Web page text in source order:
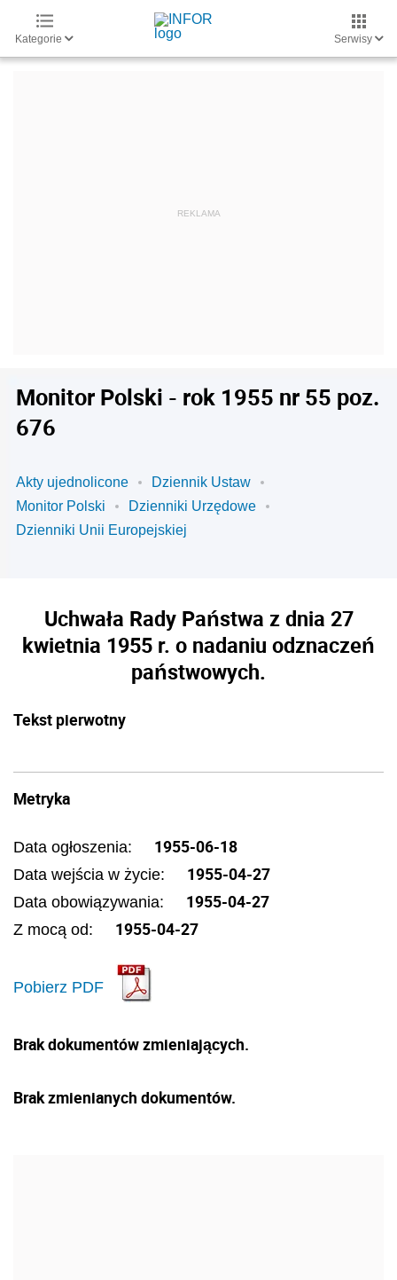
Kategorie Serwisy
Monitor Polski - rok 1955 nr 55 poz.
676
Akty ujednolicone
Dziennik Ustaw
Monitor Polski
Dzienniki Urzędowe
Dzienniki Unii Europejskiej
Uchwała Rady Państwa z dnia 27
kwietnia 1955 r. o nadaniu odznaczeń
państwowych.
Tekst pierwotny
Metryka
Data ogłoszenia: 1955-06-18
Data wejścia w życie: 1955-04-27
Data obowiązywania: 1955-04-27
Z mocą od: 1955-04-27
Pobierz PDF
Brak dokumentów zmieniających.
Brak zmienianych dokumentów.